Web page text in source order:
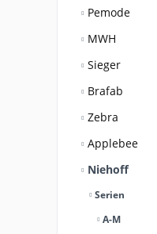
Pemode
MWH
Sieger
Brafab
Zebra
Applebee
Niehoff
Serien
A-M